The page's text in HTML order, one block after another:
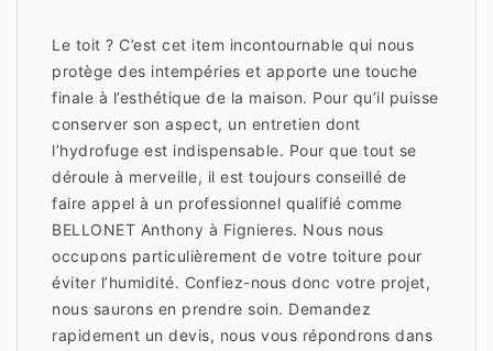
Le toit ? C’est cet item incontournable qui nous
protège des intempéries et apporte une touche
finale à l’esthétique de la maison. Pour qu’il puisse
conserver son aspect, un entretien dont
l’hydrofuge est indispensable. Pour que tout se
déroule à merveille, il est toujours conseillé de
faire appel à un professionnel qualifié comme
BELLONET Anthony à Fignieres. Nous nous
occupons particulièrement de votre toiture pour
éviter l’humidité. Confiez-nous donc votre projet,
nous saurons en prendre soin. Demandez
rapidement un devis, nous vous répondrons dans